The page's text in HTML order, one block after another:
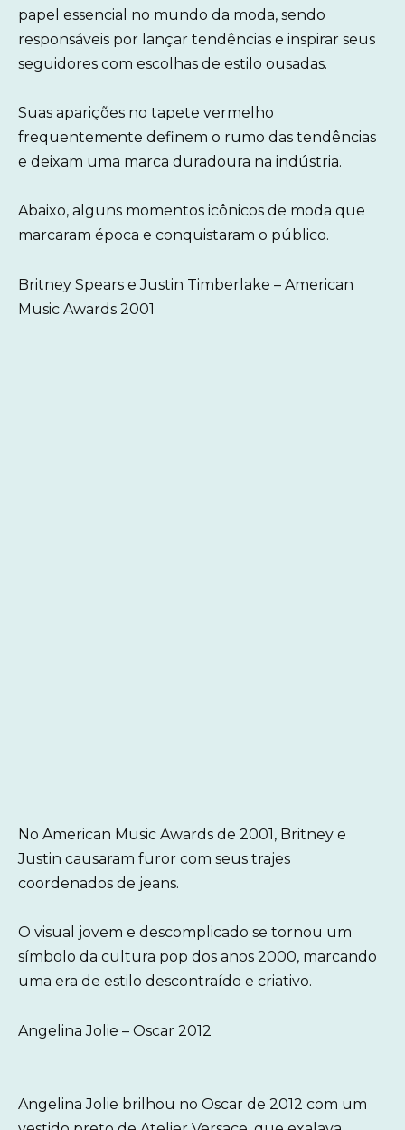
papel essencial no mundo da moda, sendo
responsáveis por lançar tendências e inspirar seus
seguidores com escolhas de estilo ousadas.
Suas aparições no tapete vermelho
frequentemente definem o rumo das tendências
e deixam uma marca duradoura na indústria.
Abaixo, alguns momentos icônicos de moda que
marcaram época e conquistaram o público.
Britney Spears e Justin Timberlake – American
Music Awards 2001
No American Music Awards de 2001, Britney e
Justin causaram furor com seus trajes
coordenados de jeans.
O visual jovem e descomplicado se tornou um
símbolo da cultura pop dos anos 2000, marcando
uma era de estilo descontraído e criativo.
Angelina Jolie – Oscar 2012
Angelina Jolie brilhou no Oscar de 2012 com um